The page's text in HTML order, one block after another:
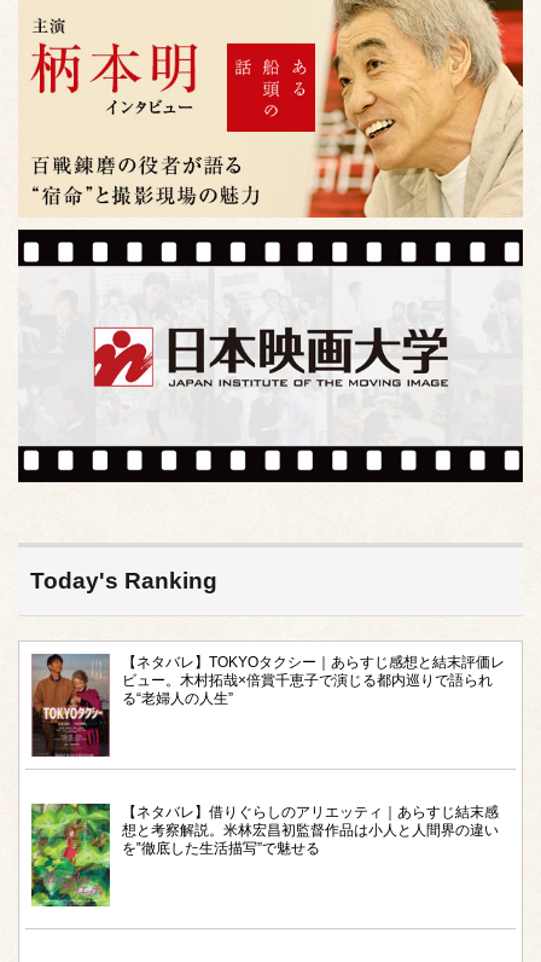
Today's Ranking
【ネタバレ】TOKYOタクシー｜あらすじ感想と結末評価レ
ビュー。木村拓哉×倍賞千恵子で演じる都内巡りで語られ
る“老婦人の人生”
【ネタバレ】借りぐらしのアリエッティ｜あらすじ結末感
想と考察解説。米林宏昌初監督作品は小人と人間界の違い
を‟徹底した生活描写”で魅せる